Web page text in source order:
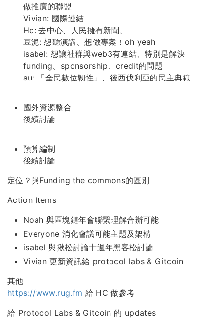
做推廣的聯盟
Vivian: 國際連結
Hc: 去中心、人民擁有新聞、
豆泥: 想聽演講、想做專案！oh yeah
isabel: 想讓社群與web3有連結、特別是解決
funding、sponsorship、credit的問題
au: 「全民數位韌性」、後西伐利亞的民主典範
國外資源整合
後續討論
預算編制
後續討論
定位？與Funding the commons的區別
Action Items
Noah 與區塊鏈年會聯繫理解合辦可能
Everyone 消化會議可能主題及架構
isabel 與揪松討論十週年黑客松討論
Vivian 更新資訊給 protocol labs & Gitcoin
其他
https://www.rug.fm 給 HC 做參考
給 Protocol Labs & Gitcoin 的 updates